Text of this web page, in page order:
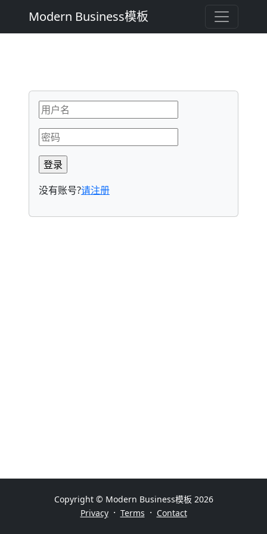
Modern Business模板
没有账号?请注册
Copyright © Modern Business模板 2026
Privacy · Terms · Contact